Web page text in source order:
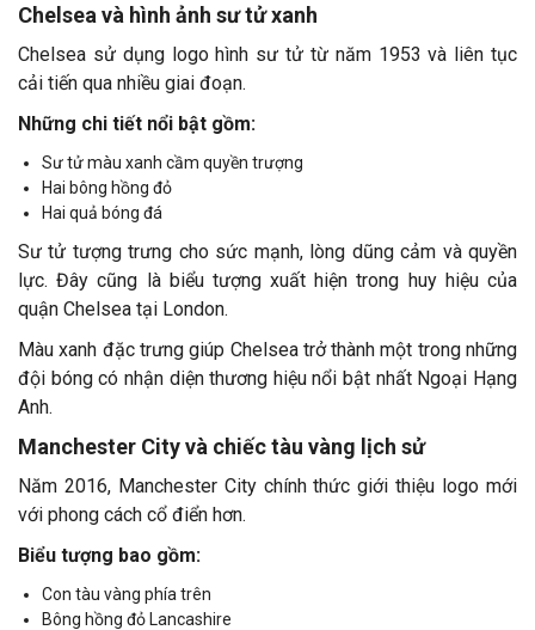
Chelsea và hình ảnh sư tử xanh
Chelsea sử dụng logo hình sư tử từ năm 1953 và liên tục
cải tiến qua nhiều giai đoạn.
Những chi tiết nổi bật gồm:
Sư tử màu xanh cầm quyền trượng
Hai bông hồng đỏ
Hai quả bóng đá
Sư tử tượng trưng cho sức mạnh, lòng dũng cảm và quyền
lực. Đây cũng là biểu tượng xuất hiện trong huy hiệu của
quận Chelsea tại London.
Màu xanh đặc trưng giúp Chelsea trở thành một trong những
đội bóng có nhận diện thương hiệu nổi bật nhất Ngoại Hạng
Anh.
Manchester City và chiếc tàu vàng lịch sử
Năm 2016, Manchester City chính thức giới thiệu logo mới
với phong cách cổ điển hơn.
Biểu tượng bao gồm:
Con tàu vàng phía trên
Bông hồng đỏ Lancashire